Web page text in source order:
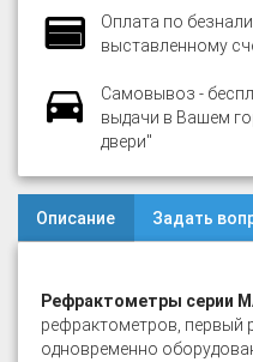
Оплата по
выставленному
Самовывоз -
выдачи в Вашем
двери"
Описание Задать
Рефрактометры серии
рефрактометров, первый
одновременно